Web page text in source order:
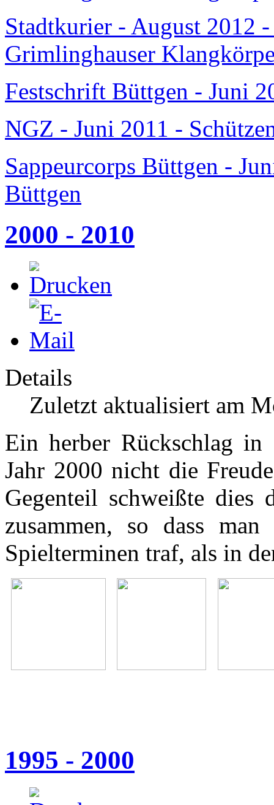
Stadtkurier - August 2012
Grimlinghauser
Festschrift Büttgen - Juni
NGZ - Juni 2011 -
Sappeurcorps Büttgen -
Büttgen
2000 - 2010
Details
Zuletzt aktualisiert am
Ein herber Rückschlag
Jahr 2000 nicht die
Gegenteil schweißte dies
zusammen, so dass
Spielterminen traf, als in
1995 - 2000